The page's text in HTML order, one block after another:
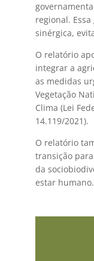
regional.
sinérgica,
O relatório
integrar a
as medidas
Vegetação
Clima (Lei
14.119/2021).
O relatório
transição
da
estar humano.